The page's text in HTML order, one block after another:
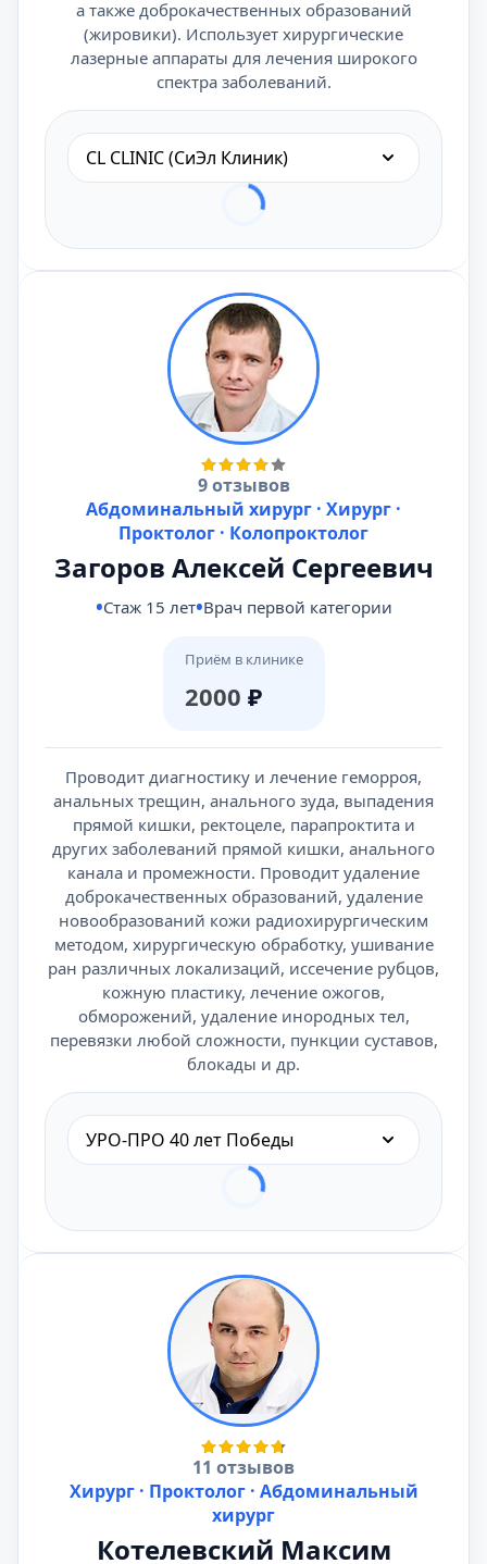
а также доброкачественных образований
(жировики). Использует хирургические
лазерные аппараты для лечения широкого
спектра заболеваний.
CL CLINIC (СиЭл Клиник)
9 отзывов
Абдоминальный хирург · Хирург ·
Проктолог · Колопроктолог
Загоров Алексей Сергеевич
Стаж 15 лет Врач первой категории
Приём в клинике
2000 ₽
Проводит диагностику и лечение геморроя,
анальных трещин, анального зуда, выпадения
прямой кишки, ректоцеле, парапроктита и
других заболеваний прямой кишки, анального
канала и промежности. Проводит удаление
доброкачественных образований, удаление
новообразований кожи радиохирургическим
методом, хирургическую обработку, ушивание
ран различных локализаций, иссечение рубцов,
кожную пластику, лечение ожогов,
обморожений, удаление инородных тел,
перевязки любой сложности, пункции суставов,
блокады и др.
УРО-ПРО 40 лет Победы
11 отзывов
Хирург · Проктолог · Абдоминальный
хирург
Котелевский Максим